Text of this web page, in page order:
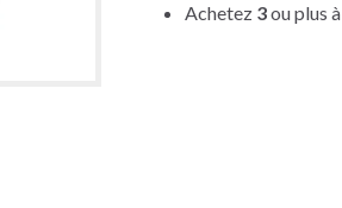
Achetez 3ou plus à